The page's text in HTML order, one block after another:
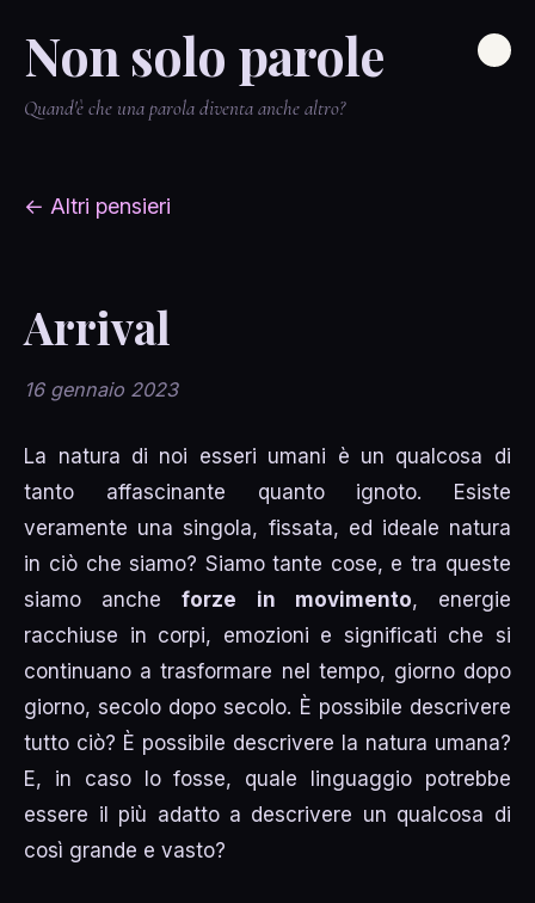
Non solo parole
Quand'è che una parola diventa anche altro?
← Altri pensieri
Arrival
16 gennaio 2023
La natura di noi esseri umani è un qualcosa di
tanto affascinante quanto ignoto. Esiste
veramente una singola, fissata, ed ideale natura
in ciò che siamo? Siamo tante cose, e tra queste
siamo ancheforze in movimento, energie
racchiuse in corpi, emozioni e significati che si
continuano a trasformare nel tempo, giorno dopo
giorno, secolo dopo secolo. È possibile descrivere
tutto ciò? È possibile descrivere la natura umana?
E, in caso lo fosse, quale linguaggio potrebbe
essere il più adatto a descrivere un qualcosa di
così grande e vasto?